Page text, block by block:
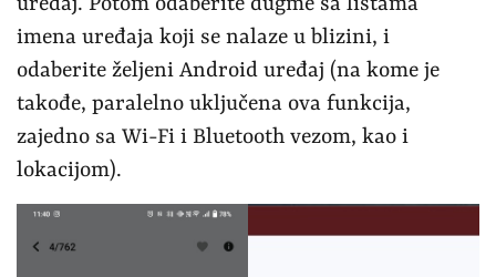
imena uređaja koji se nalaze u blizini, i
odaberite željeni Android uređaj (na kome je
takođe, paralelno uključena ova funkcija,
zajedno sa Wi-Fi i Bluetooth vezom, kao i
lokacijom).